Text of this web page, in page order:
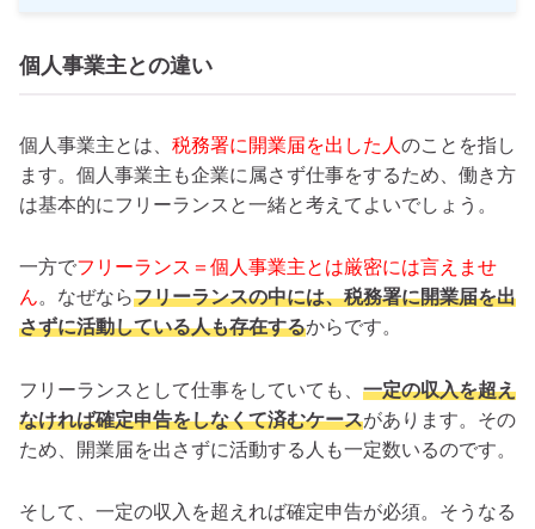
個人事業主との違い
個人事業主とは、 税務署に開業届を出した人 のことを指し
ます。個人事業主も企業に属さず仕事をするため、働き方
は基本的にフリーランスと一緒と考えてよいでしょう。
一方でフリーランス＝個人事業主とは厳密には言えませ
ん。なぜならフリーランスの中には、税務署に開業届を出
さずに活動している人も存在するからです。
フリーランスとして仕事をしていても、 一定の収入を超え
なければ確定申告をしなくて済むケースがあります。その
ため、開業届を出さずに活動する人も一定数いるのです。
そして、一定の収入を超えれば確定申告が必須。そうなる